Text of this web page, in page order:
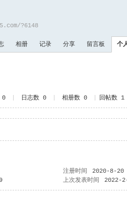
?6148
相册 记录 分享 留言板 个
0 日志数 0 相册数 0 回帖数 1
注册时间
2020-8-20
上次发表时间 2022-